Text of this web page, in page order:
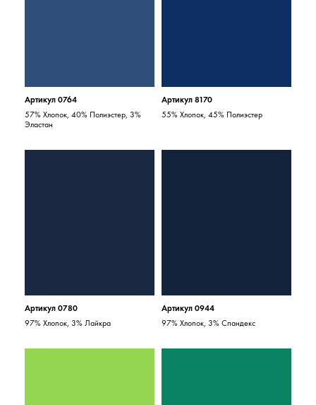
Артикул 0764
57% Хлопок, 40% Полиэстер, 3%
Эластан
Артикул 8170
55% Хлопок, 45% Полиэстер
Артикул 0780
97% Хлопок, 3% Лайкра
Артикул 0944
97% Хлопок, 3% Спандекс